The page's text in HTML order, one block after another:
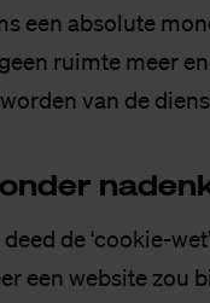
een absolute
ruimte meer
van de
de ‘cookie-
een website zou